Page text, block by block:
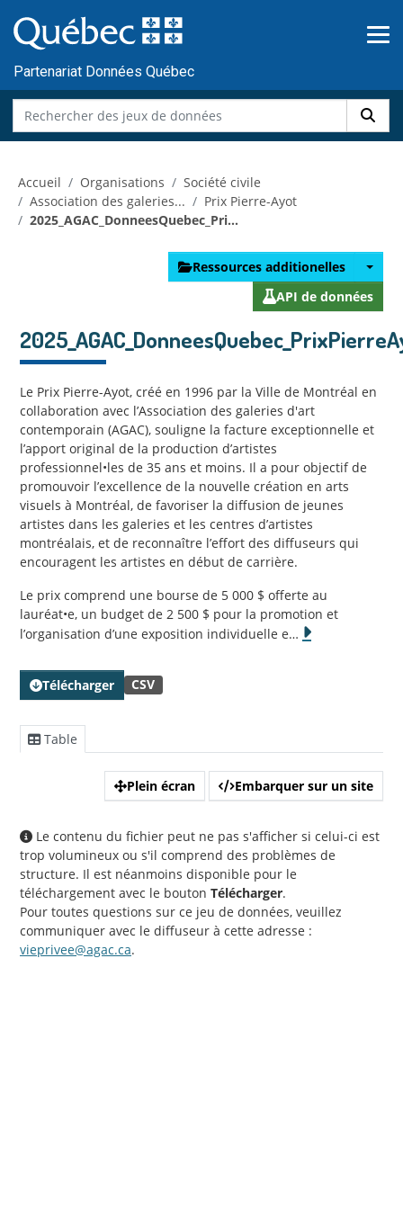
au
contenu
Partenariat Données Québec
Accueil Organisations
Société civile
Association des galeries...
Prix Pierre-Ayot
2025_AGAC_DonneesQuebec_Pri...
Ressources additionelles
API de données
Le Prix Pierre-Ayot, créé en 1996 par la Ville de Montréal en
collaboration avec l’Association des galeries d'art
contemporain (AGAC), souligne la facture exceptionnelle et
l’apport original de la production d’artistes
professionnel•les de 35 ans et moins. Il a pour objectif de
promouvoir l’excellence de la nouvelle création en arts
visuels à Montréal, de favoriser la diffusion de jeunes
artistes dans les galeries et les centres d’artistes
montréalais, et de reconnaître l’effort des diffuseurs qui
encouragent les artistes en début de carrière.
Le prix comprend une bourse de 5 000 $ offerte au
lauréat•e, un budget de 2 500 $ pour la promotion et
l’organisation d’une exposition individuelle e…
Télécharger CSV
Table
Plein écran Embarquer sur un site
Le contenu du fichier peut ne pas s'afficher si celui-ci est
trop volumineux ou s'il comprend des problèmes de
structure. Il est néanmoins disponible pour le
téléchargement avec le bouton Télécharger.
Pour toutes questions sur ce jeu de données, veuillez
communiquer avec le diffuseur à cette adresse :
vieprivee@agac.ca.